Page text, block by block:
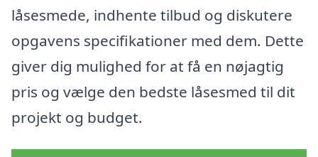
låsesmede, indhente tilbud og diskutere
opgavens specifikationer med dem. Dette
giver dig mulighed for at få en nøjagtig
pris og vælge den bedste låsesmed til dit
projekt og budget.